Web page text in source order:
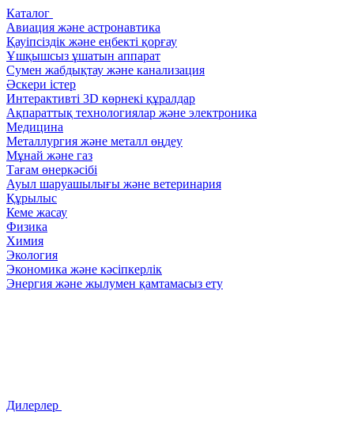
Каталог
Авиация және астронавтика
Қауіпсіздік және еңбекті қорғау
Ұшқышсыз ұшатын аппарат
Сумен жабдықтау және канализация
Әскери істер
Интерактивті 3D көрнекі құралдар
Ақпараттық технологиялар және электроника
Медицина
Металлургия және металл өңдеу
Мұнай және газ
Тағам өнеркәсібі
Ауыл шаруашылығы және ветеринария
Құрылыс
Кеме жасау
Физика
Химия
Экология
Экономика және кәсіпкерлік
Энергия және жылумен қамтамасыз ету
Дилерлер